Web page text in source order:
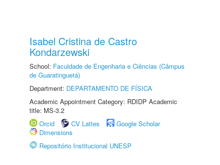
Isabel Cristina de Castro
Kondarzewski
School: Faculdade de Engenharia e Ciências (Câmpus
de Guaratinguetá)
Department: DEPARTAMENTO DE FÍSICA
Academic Appointment Category: RDIDP Academic
title: MS-3.2
Orcid
CV Lattes
Google Scholar
Dimensions
Repositório Institucional UNESP